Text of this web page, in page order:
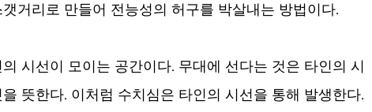
거리로 만들어 전능성의 허구를 박살내는 방법이다.
시선이 모이는 공간이다. 무대에 선다는 것은 타인의 시
뜻한다. 이처럼 수치심은 타인의 시선을 통해 발생한다.